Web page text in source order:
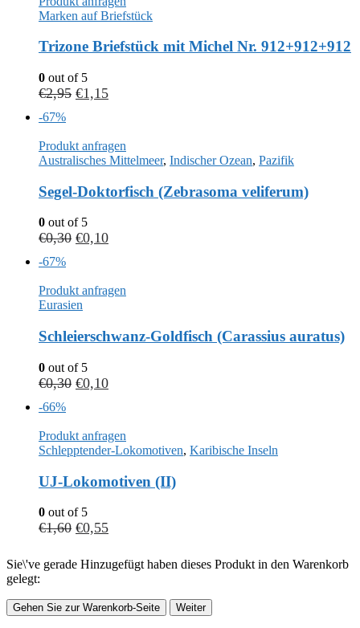
Marken auf Briefstück
Trizone Briefstück mit Michel Nr. 912+912+912
0 out of 5
€2,95 €1,15
-67%
Produkt anfragen
Australisches Mittelmeer, Indischer Ozean, Pazifik
Segel-Doktorfisch (Zebrasoma veliferum)
0 out of 5
€0,30 €0,10
-67%
Produkt anfragen
Eurasien
Schleierschwanz-Goldfisch (Carassius auratus)
0 out of 5
€0,30 €0,10
-66%
Produkt anfragen
Schlepptender-Lokomotiven, Karibische Inseln
UJ-Lokomotiven (II)
0 out of 5
€1,60 €0,55
Sie\'ve gerade Hinzugefügt haben dieses Produkt in den Warenkorb
gelegt:
Gehen Sie zur Warenkorb-Seite Weiter